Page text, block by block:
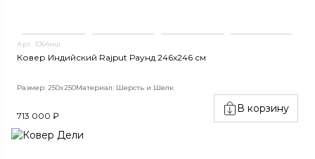
Арт. 1064нш
Ковер Индийский Rajput Раунд 246x246 см
Размер: 250x250Материал: Шерсть и Шелк
713 000 ₽
В корзину